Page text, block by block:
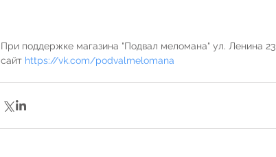
При поддержке магазина "Подвал меломана" ул. Ленина 23
сайт https://vk.com/podvalmelomana